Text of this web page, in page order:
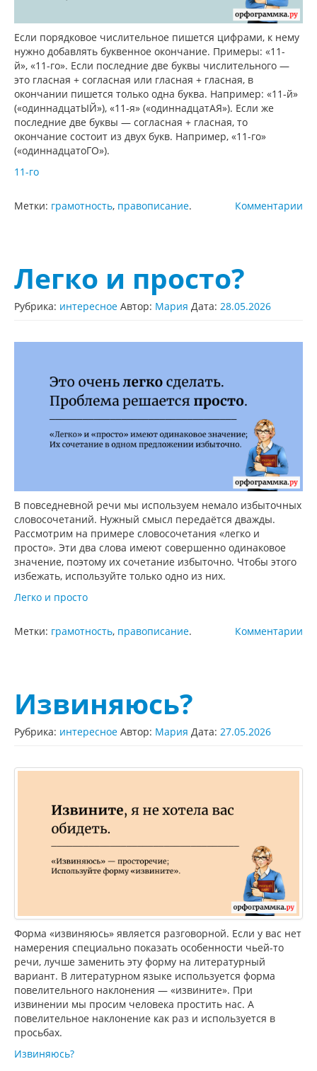
Если порядковое числительное пишется цифрами, к нему
нужно добавлять буквенное окончание. Примеры: «11-
й», «11-го». Если последние две буквы числительного —
это гласная + согласная или гласная + гласная, в
окончании пишется только одна буква. Например: «11-й»
(«одиннадцатЫЙ»), «11-я» («одиннадцатАЯ»). Если же
последние две буквы — согласная + гласная, то
окончание состоит из двух букв. Например, «11-го»
(«одиннадцатоГО»).
11-го
Комментарии
Метки: грамотность, правописание.
Легко и просто?
Рубрика: интересное Автор: Мария Дата: 28.05.2026
В повседневной речи мы используем немало избыточных
словосочетаний. Нужный смысл передаётся дважды.
Рассмотрим на примере словосочетания «легко и
просто». Эти два слова имеют совершенно одинаковое
значение, поэтому их сочетание избыточно. Чтобы этого
избежать, используйте только одно из них.
Легко и просто
Комментарии
Метки: грамотность, правописание.
Извиняюсь?
Рубрика: интересное Автор: Мария Дата: 27.05.2026
Форма «извиняюсь» является разговорной. Если у вас нет
намерения специально показать особенности чьей-то
речи, лучше заменить эту форму на литературный
вариант. В литературном языке используется форма
повелительного наклонения — «извините». При
извинении мы просим человека простить нас. А
повелительное наклонение как раз и используется в
просьбах.
Извиняюсь?